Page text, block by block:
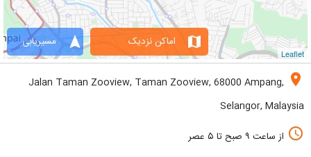
Leaflet
navigation مسیریابی map اماکن نزدیک
location_on
Jalan Taman Zooview, Taman Zooview, 68000 Ampang,
Selangor, Malaysia
access_time از ساعت ۹ صبح تا ۵ عصر